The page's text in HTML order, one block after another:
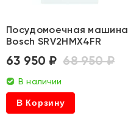
Посудомоечная машина
Bosch SRV2HMX4FR
63 950 ₽ 68 950 ₽
В наличии
В Корзину